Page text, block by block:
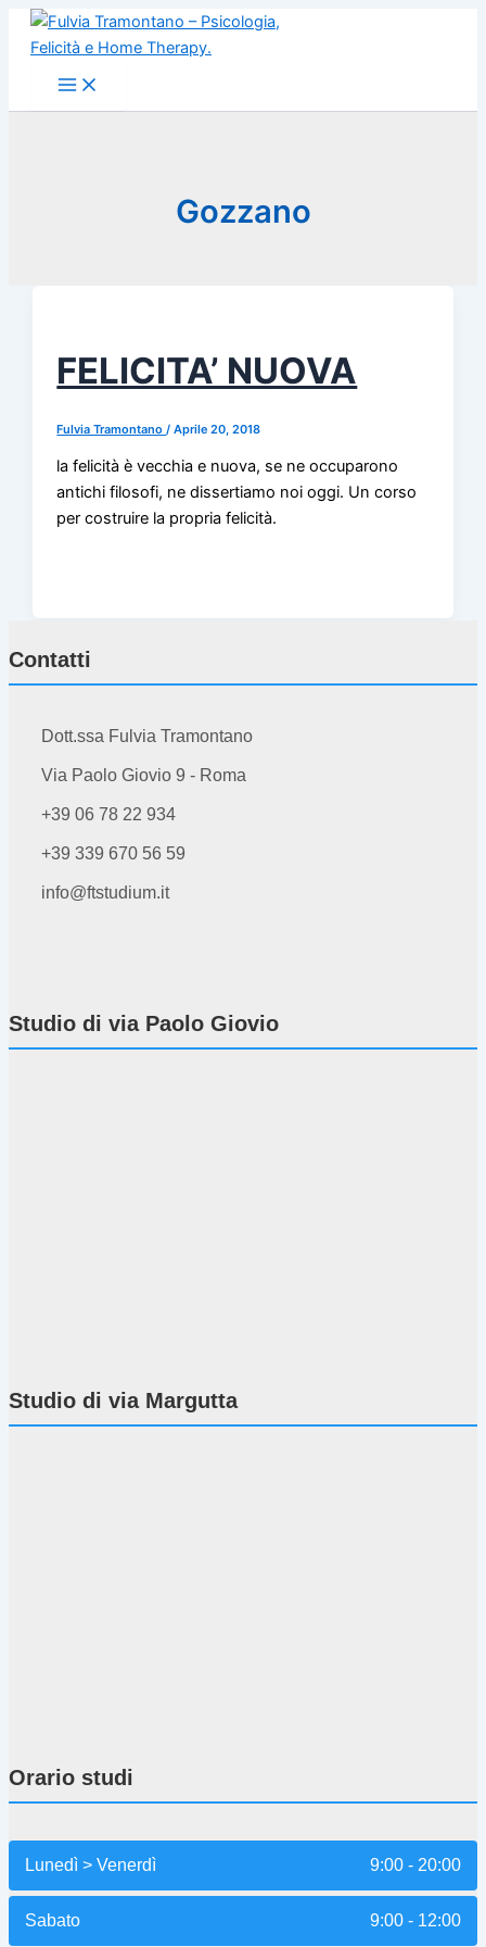
Gozzano
FELICITA’ NUOVA
Fulvia Tramontano/Aprile 20, 2018
la felicità è vecchia e nuova, se ne occuparono
antichi filosofi, ne dissertiamo noi oggi. Un corso
per costruire la propria felicità.
Contatti
Dott.ssa Fulvia Tramontano
Via Paolo Giovio 9 - Roma
+39 06 78 22 934
+39 339 670 56 59
info@ftstudium.it
Studio di via Paolo Giovio
Studio di via Margutta
Orario studi
Lunedì > Venerdì 9:00 - 20:00
Sabato 9:00 - 12:00